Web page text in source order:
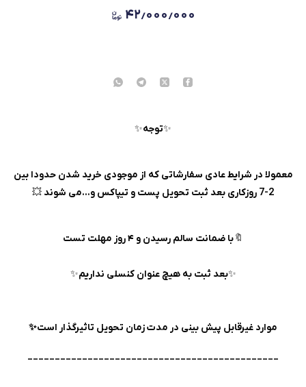
۴۲٫۰۰۰٫۰۰۰
✨️توجه✨
معمولا در شرایط عادی سفارشاتی که از موجودی خرید شدن حدودا بین
2-7 روزکاری بعد ثبت تحویل پست و‌ تیپاکس و...می شوند
💥
🔖با ضمانت سالم رسیدن و ۴ روز مهلت تست
✨بعد ثبت به هیچ عنوان کنسلی نداریم✨
موارد غیرقابل پیش بینی در مدت زمان تحویل تاثیرگذار است✨
______________________________________________